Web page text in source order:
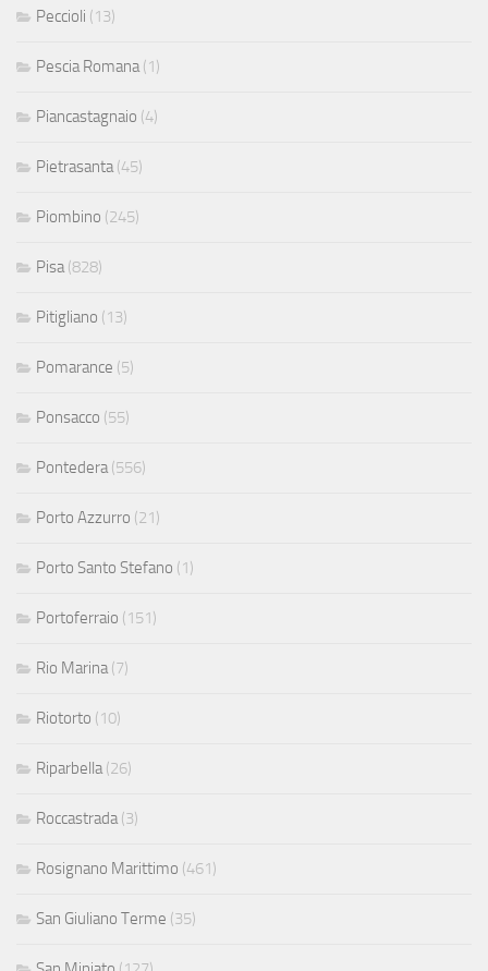
Peccioli (13)
Pescia Romana (1)
Piancastagnaio (4)
Pietrasanta (45)
Piombino (245)
Pisa (828)
Pitigliano (13)
Pomarance (5)
Ponsacco (55)
Pontedera (556)
Porto Azzurro (21)
Porto Santo Stefano (1)
Portoferraio (151)
Rio Marina (7)
Riotorto (10)
Riparbella (26)
Roccastrada (3)
Rosignano Marittimo (461)
San Giuliano Terme (35)